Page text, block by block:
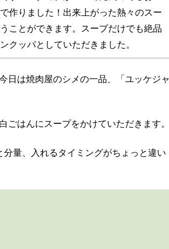
作りました！出来上がった熱々のスー
ことができます。スープだけでも絶品
クッパとしていただきました。
日は焼肉屋のシメの一品、「ユッケジャ
はんにスープをかけていただきます。
量、入れるタイミングがちょっと違い